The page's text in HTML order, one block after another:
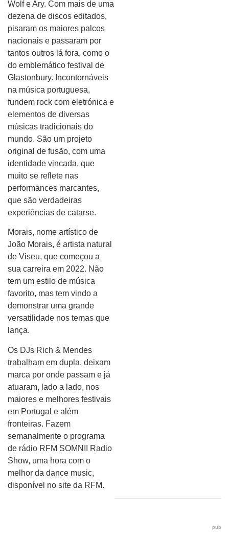
Wolf e Ary. Com mais de uma
dezena de discos editados,
pisaram os maiores palcos
nacionais e passaram por
tantos outros lá fora, como o
do emblemático festival de
Glastonbury. Incontornáveis
na música portuguesa,
fundem rock com eletrónica e
elementos de diversas
músicas tradicionais do
mundo. São um projeto
original de fusão, com uma
identidade vincada, que
muito se reflete nas
performances marcantes,
que são verdadeiras
experiências de catarse.
Morais, nome artístico de
João Morais, é artista natural
de Viseu, que começou a
sua carreira em 2022. Não
tem um estilo de música
favorito, mas tem vindo a
demonstrar uma grande
versatilidade nos temas que
lança.
Os DJs Rich & Mendes
trabalham em dupla, deixam
marca por onde passam e já
atuaram, lado a lado, nos
maiores e melhores festivais
em Portugal e além
fronteiras. Fazem
semanalmente o programa
de rádio RFM SOMNII Radio
Show, uma hora com o
melhor da dance music,
disponível no site da RFM.
pub